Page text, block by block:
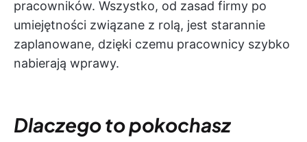
pracowników. Wszystko, od zasad firmy po
umiejętności związane z rolą, jest starannie
zaplanowane, dzięki czemu pracownicy szybko
nabierają wprawy.
Dlaczego to pokochasz